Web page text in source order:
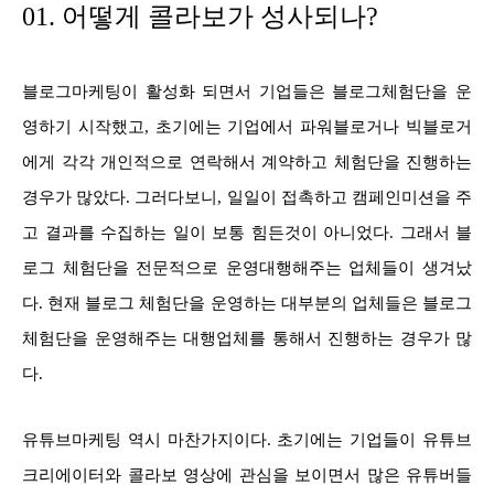
01. 어떻게 콜라보가 성사되나?
블로그마케팅이 활성화 되면서 기업들은 블로그체험단을 운
영하기 시작했고, 초기에는 기업에서 파워블로거나 빅블로거
에게 각각 개인적으로 연락해서 계약하고 체험단을 진행하는
경우가 많았다. 그러다보니, 일일이 접촉하고 캠페인미션을 주
고 결과를 수집하는 일이 보통 힘든것이 아니었다. 그래서 블
로그 체험단을 전문적으로 운영대행해주는 업체들이 생겨났
다. 현재 블로그 체험단을 운영하는 대부분의 업체들은 블로그
체험단을 운영해주는 대행업체를 통해서 진행하는 경우가 많
다.
유튜브마케팅 역시 마찬가지이다. 초기에는 기업들이 유튜브
크리에이터와 콜라보 영상에 관심을 보이면서 많은 유튜버들